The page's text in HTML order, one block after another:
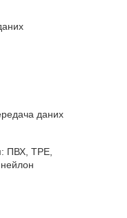
даних
ПВХ, TPE,